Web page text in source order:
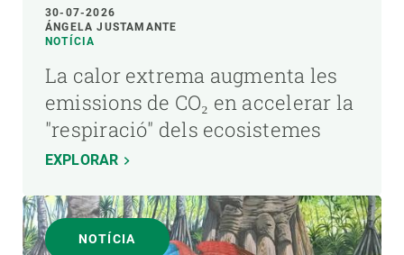
30-07-2026
ÁNGELA JUSTAMANTE
NOTÍCIA
La calor extrema augmenta les
emissions de CO₂ en accelerar la
"respiració" dels ecosistemes
EXPLORAR
NOTÍCIA